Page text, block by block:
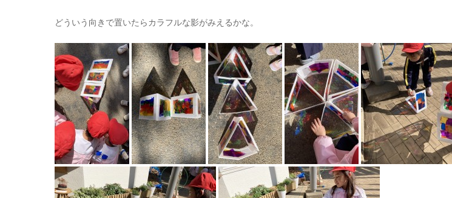
どういう向きで置いたらカラフルな影がみえるかな。